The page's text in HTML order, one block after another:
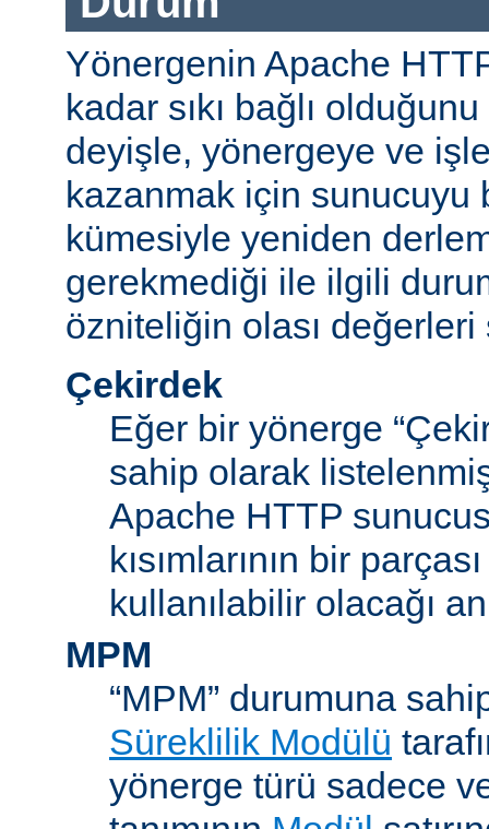
Yönergenin Apache
kadar sıkı bağlı
deyişle, yönergeye ve
kazanmak için sunucuyu
kümesiyle yeniden
gerekmediği ile ilgili
özniteliğin olası değerleri
Çekirdek
Eğer bir yönerge
sahip olarak
Apache HTTP
kısımlarının bir
kullanılabilir olacağı
MPM
“MPM” durumuna
Süreklilik Modülü
yönerge türü sadece